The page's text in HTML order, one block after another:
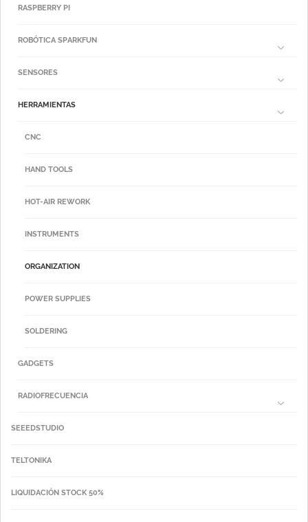
RASPBERRY PI
ROBÓTICA SPARKFUN
SENSORES
HERRAMIENTAS
CNC
HAND TOOLS
HOT-AIR REWORK
INSTRUMENTS
ORGANIZATION
POWER SUPPLIES
SOLDERING
GADGETS
RADIOFRECUENCIA
SEEEDSTUDIO
TELTONIKA
LIQUIDACIÓN STOCK 50%